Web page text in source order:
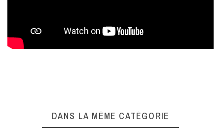
DANS LA MÊME CATÉGORIE